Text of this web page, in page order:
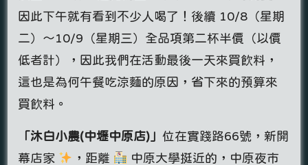
因此下午就有看到不少人喝了！後續 10/8（星期
二）～10/9（星期三）全品項第二杯半價（以價
低者計），因此我們在活動最後一天來買飲料，
這也是為何午餐吃涼麵的原因，省下來的預算來
買飲料。
「沐白小農(中壢中原店)」位在實踐路66號，新開
幕店家
，距離
中原大學挺近的，中原夜市